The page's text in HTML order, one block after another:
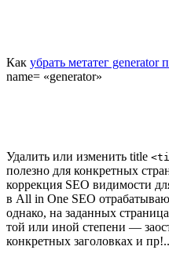
Как убрать метатег
name= «generator»
Удалить или изменить title
полезно для конкретных
коррекция SEO видимости
в All in One SEO
однако, на заданных
той или иной степени —
конкретных заголовках и